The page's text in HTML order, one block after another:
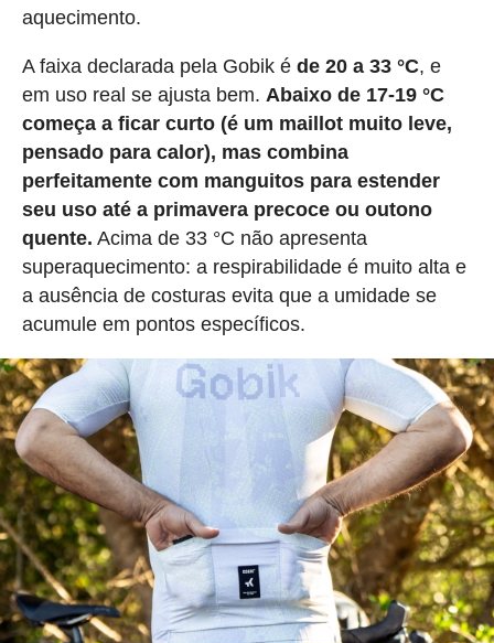
aquecimento.
A faixa declarada pela Gobik é de 20 a 33 °C, e
em uso real se ajusta bem. Abaixo de 17-19 °C
começa a ficar curto (é um maillot muito leve,
pensado para calor), mas combina
perfeitamente com manguitos para estender
seu uso até a primavera precoce ou outono
quente. Acima de 33 °C não apresenta
superaquecimento: a respirabilidade é muito alta e
a ausência de costuras evita que a umidade se
acumule em pontos específicos.